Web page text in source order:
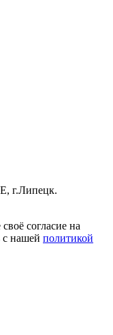
г.Липецк.
согласие на
с нашей политикой